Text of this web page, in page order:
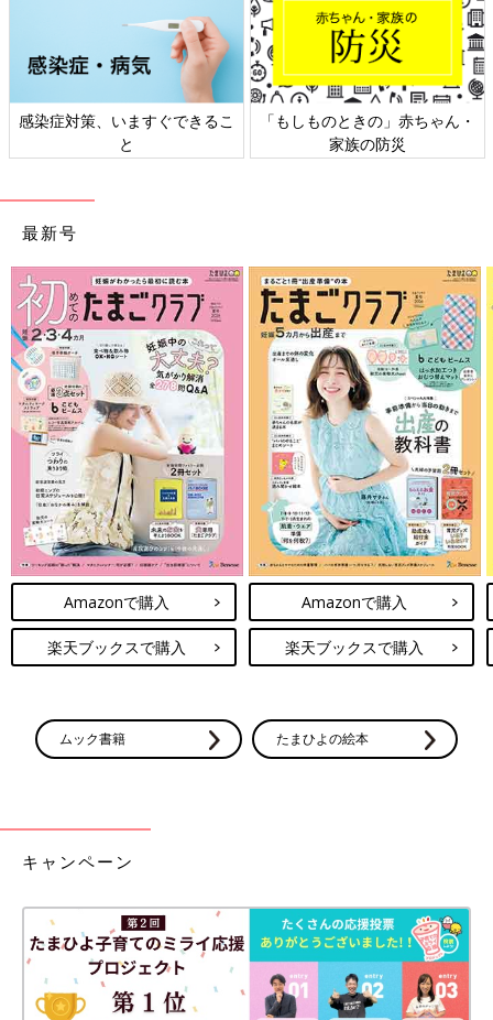
感染症対策、いますぐできるこ
と
「もしものときの」赤ちゃん・
家族の防災
最新号
Amazonで購入
楽天ブックスで購入
Amazonで購入
楽天ブックスで購入
ムック書籍 たまひよの絵本
キャンペーン